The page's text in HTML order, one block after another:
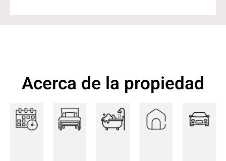
Acerca de la propiedad